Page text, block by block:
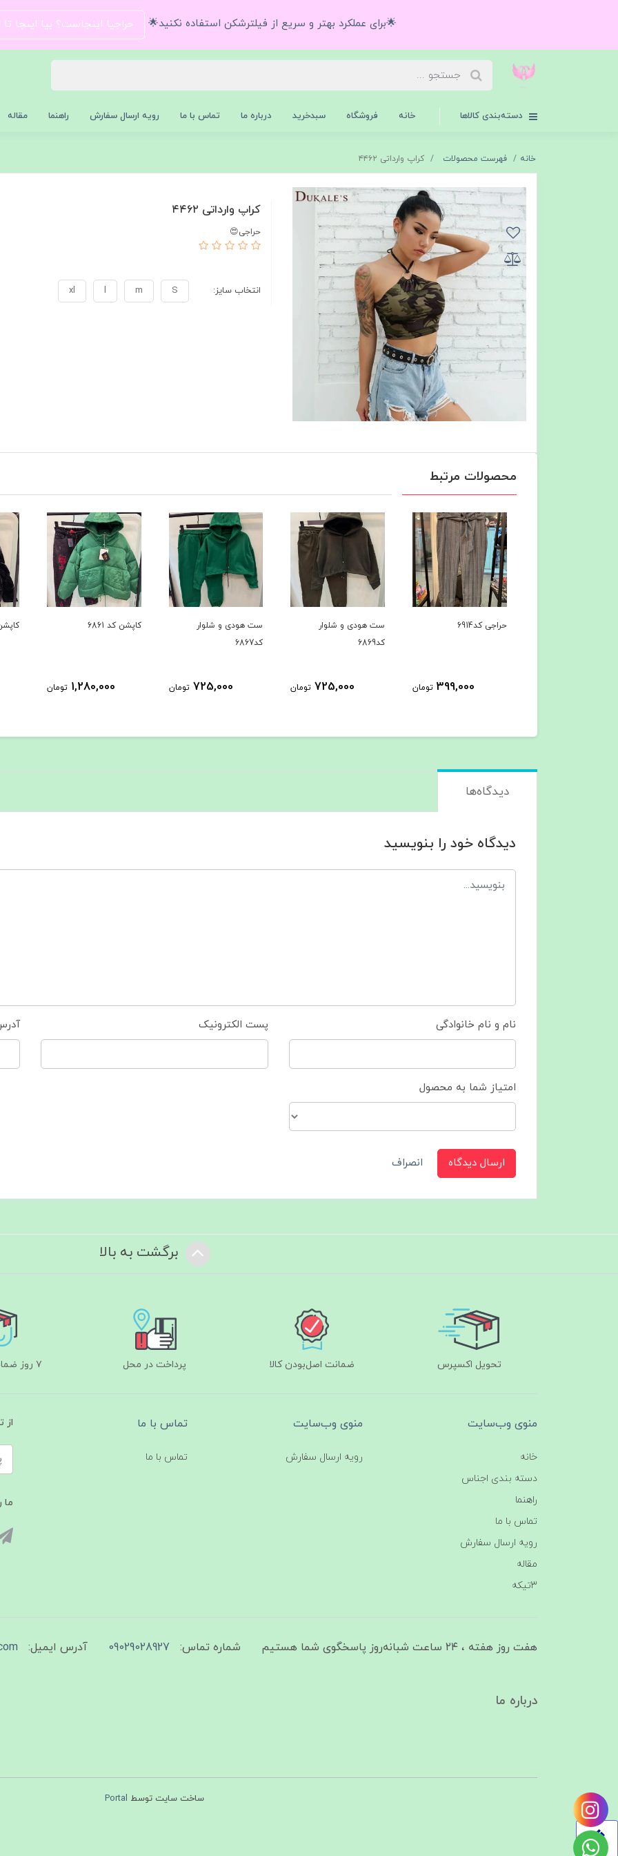
🌟برای عملکرد بهتر و سریع از فیلترشکن استفاده نکنید🌟 حراجیا اینجاست؟ بیا اینجا
دسته‌بندی کالاها خانه فروشگاه سبدخرید درباره ما تماس با ما رویه ارسال سفارش راهنما مقاله
خانه فهرست محصولات کراپ وارداتی ۴۴۶۲
کراپ وارداتی ۴۴۶۲
حراجی😍
انتخاب سایز: S
m
l
xl
محصولات مرتبط
حراجی کد6914
399,000 تومان
ست هودی و شلوار
کد6869
725,000 تومان
ست هودی و شلوار
کد6867
725,000 تومان
کاپشن کد 6861
1,280,000 تومان
کاپشن
دیدگاه‌ها
دیدگاه خود را بنویسید
نام و نام خانوادگی پست الکترونیک
امتیاز شما به محصول
ارسال دیدگاه انصراف
برگشت به بالا
تحویل اکسپرس ضمانت اصل‌بودن کالا پرداخت در محل ۷ روز ضمانت بازگشت
منوی وب‌سایت
خانه
دسته بندی اجناس
راهنما
تماس با ما
رویه ارسال سفارش
مقاله
3تیکه
منوی وب‌سایت
رویه ارسال سفارش
تماس با ما
تماس با ما
از
ما
هفت روز هفته ، ۲۴ ساعت شبانه‌روز پاسخگوی شما هستیم شماره تماس: 09029028927 آدرس ایمیل:
درباره ما
ساخت سایت توسط Portal